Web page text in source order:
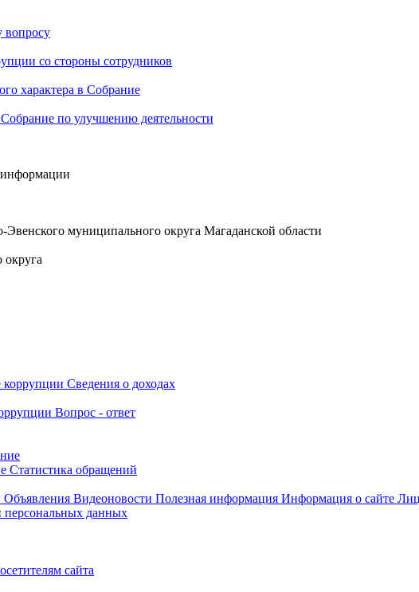
вопросу
со стороны сотрудников
характера в Собрание
по улучшению деятельности
коррупции Сведения о доходах
Вопрос - ответ
Статистика обращений
Объявления Видеоновости Полезная информация Информация о сайте
персональных данных
сайта